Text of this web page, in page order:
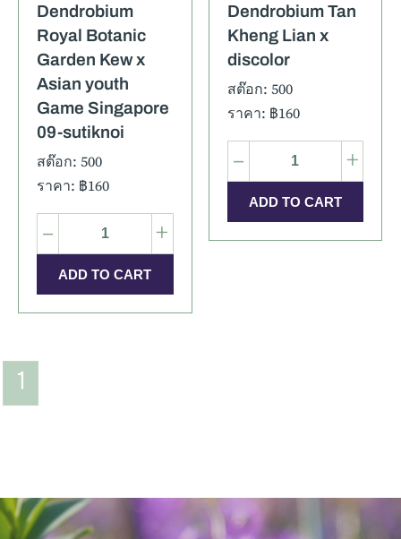
Dendrobium
Royal Botanic
Garden Kew x
Asian youth
Game Singapore
09-sutiknoi
สต๊อก: 500
ราคา: ฿160
– +
Dendrobium Tan
Kheng Lian x
discolor
สต๊อก: 500
ราคา: ฿160
– +